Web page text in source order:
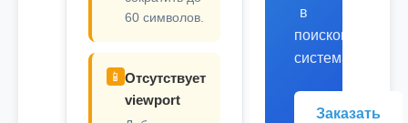
60 символов.
📱 Отсутствует
viewport
в
поисковых
системах.
Заказать